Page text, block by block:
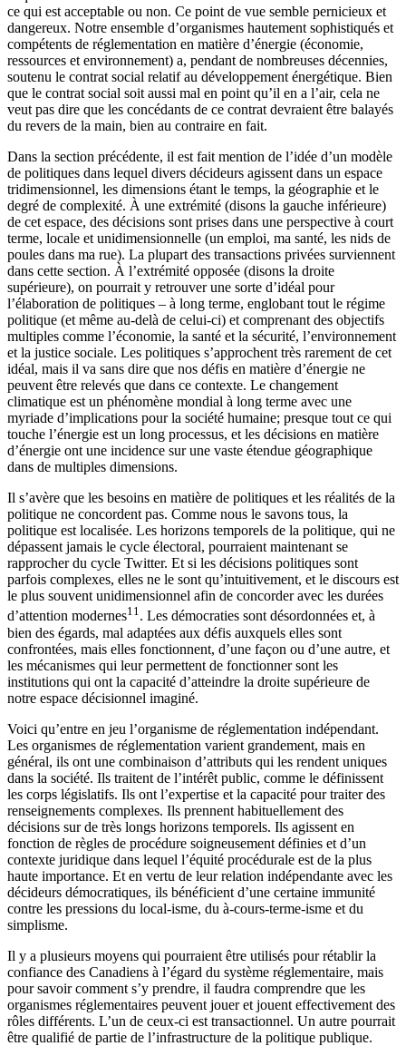
ce qui est acceptable ou non. Ce point de vue semble pernicieux et
dangereux. Notre ensemble d’organismes hautement sophistiqués et
compétents de réglementation en matière d’énergie (économie,
ressources et environnement) a, pendant de nombreuses décennies,
soutenu le contrat social relatif au développement énergétique. Bien
que le contrat social soit aussi mal en point qu’il en a l’air, cela ne
veut pas dire que les concédants de ce contrat devraient être balayés
du revers de la main, bien au contraire en fait.
Dans la section précédente, il est fait mention de l’idée d’un modèle
de politiques dans lequel divers décideurs agissent dans un espace
tridimensionnel, les dimensions étant le temps, la géographie et le
degré de complexité. À une extrémité (disons la gauche inférieure)
de cet espace, des décisions sont prises dans une perspective à court
terme, locale et unidimensionnelle (un emploi, ma santé, les nids de
poules dans ma rue). La plupart des transactions privées surviennent
dans cette section. À l’extrémité opposée (disons la droite
supérieure), on pourrait y retrouver une sorte d’idéal pour
l’élaboration de politiques – à long terme, englobant tout le régime
politique (et même au-delà de celui-ci) et comprenant des objectifs
multiples comme l’économie, la santé et la sécurité, l’environnement
et la justice sociale. Les politiques s’approchent très rarement de cet
idéal, mais il va sans dire que nos défis en matière d’énergie ne
peuvent être relevés que dans ce contexte. Le changement
climatique est un phénomène mondial à long terme avec une
myriade d’implications pour la société humaine; presque tout ce qui
touche l’énergie est un long processus, et les décisions en matière
d’énergie ont une incidence sur une vaste étendue géographique
dans de multiples dimensions.
Il s’avère que les besoins en matière de politiques et les réalités de la
politique ne concordent pas. Comme nous le savons tous, la
politique est localisée. Les horizons temporels de la politique, qui ne
dépassent jamais le cycle électoral, pourraient maintenant se
rapprocher du cycle Twitter. Et si les décisions politiques sont
parfois complexes, elles ne le sont qu’intuitivement, et le discours est
le plus souvent unidimensionnel afin de concorder avec les durées
d’attention modernes11. Les démocraties sont désordonnées et, à
bien des égards, mal adaptées aux défis auxquels elles sont
confrontées, mais elles fonctionnent, d’une façon ou d’une autre, et
les mécanismes qui leur permettent de fonctionner sont les
institutions qui ont la capacité d’atteindre la droite supérieure de
notre espace décisionnel imaginé.
Voici qu’entre en jeu l’organisme de réglementation indépendant.
Les organismes de réglementation varient grandement, mais en
général, ils ont une combinaison d’attributs qui les rendent uniques
dans la société. Ils traitent de l’intérêt public, comme le définissent
les corps législatifs. Ils ont l’expertise et la capacité pour traiter des
renseignements complexes. Ils prennent habituellement des
décisions sur de très longs horizons temporels. Ils agissent en
fonction de règles de procédure soigneusement définies et d’un
contexte juridique dans lequel l’équité procédurale est de la plus
haute importance. Et en vertu de leur relation indépendante avec les
décideurs démocratiques, ils bénéficient d’une certaine immunité
contre les pressions du local-isme, du à-cours-terme-isme et du
simplisme.
Il y a plusieurs moyens qui pourraient être utilisés pour rétablir la
confiance des Canadiens à l’égard du système réglementaire, mais
pour savoir comment s’y prendre, il faudra comprendre que les
organismes réglementaires peuvent jouer et jouent effectivement des
rôles différents. L’un de ceux-ci est transactionnel. Un autre pourrait
être qualifié de partie de l’infrastructure de la politique publique.